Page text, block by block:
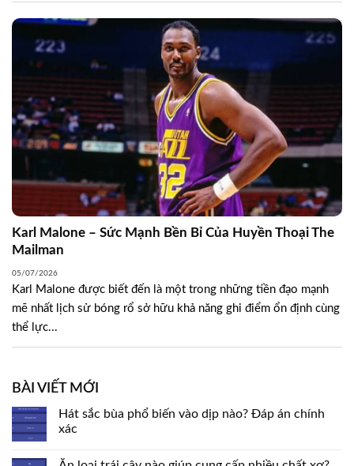
Karl Malone – Sức Mạnh Bền Bỉ Của Huyền Thoại The
Mailman
05/07/2026
Karl Malone được biết đến là một trong những tiền đạo mạnh
mẽ nhất lịch sử bóng rổ sở hữu khả năng ghi điểm ổn định cùng
thể lực...
BÀI VIẾT MỚI
Hát sắc bùa phổ biến vào dịp nào? Đáp án chính
xác